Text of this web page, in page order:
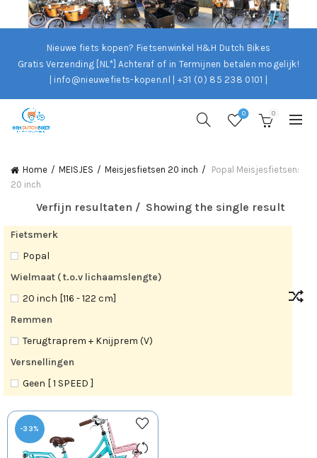
Nieuwe fiets kopen? Fietsenwinkel H&H Dutch Bikes
Gratis Verzending [NL*] Achteraf of in Termijnen betalen mogelijk!
| info@nieuwefiets-kopen.nl | +31 (0) 85 238 0101 |
0 0
Home MEISJES Meisjesfietsen 20 inch
Popal Meisjesfietsen:
20 inch
Verfijn resultaten Showing the single result
Fietsmerk
Popal
Wielmaat ( t.o.v lichaamslengte)
20 inch [116 - 122 cm]
Remmen
Terugtraprem + Knijprem (V)
Versnellingen
Geen [ 1 SPEED ]
-33%